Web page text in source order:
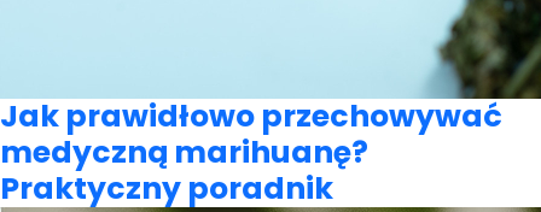
Jak prawidłowo przechowywać
medyczną marihuanę?
Praktyczny poradnik